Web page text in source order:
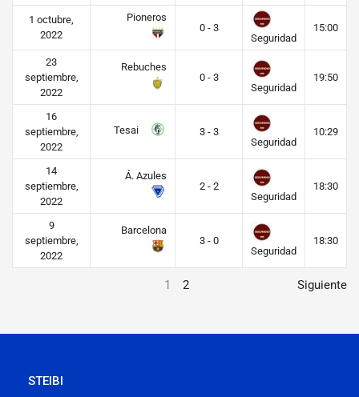
1 octubre,
2022
Pioneros
0 - 3
Seguridad
15:00
23
septiembre,
2022
Rebuches
0 - 3
Seguridad
19:50
16
septiembre,
2022
Tesai
3 - 3
Seguridad
10:29
14
septiembre,
2022
Á. Azules
2 - 2
Seguridad
18:30
9
septiembre,
2022
Barcelona
3 - 0
Seguridad
18:30
1 2 Siguiente
STEIBI